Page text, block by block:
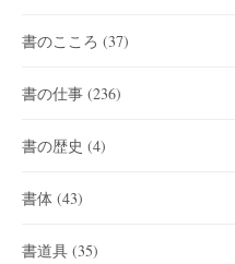
書のこころ (37)
書の仕事 (236)
書の歴史 (4)
書体 (43)
書道具 (35)